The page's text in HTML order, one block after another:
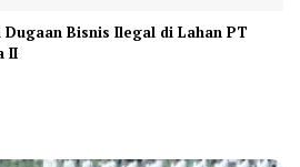
Bisnis Ilegal di Lahan PT
II